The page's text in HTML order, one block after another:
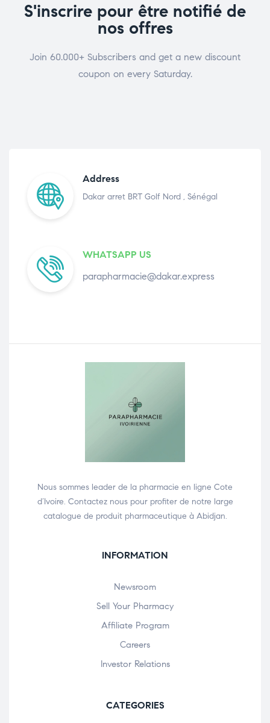
S'inscrire pour être notifié de
nos offres
Join 60.000+ Subscribers and get a new discount
coupon on every Saturday.
Address
Dakar arret BRT Golf Nord , Sénégal
WHATSAPP US
parapharmacie@dakar.express
Nous sommes leader de la pharmacie en ligne Cote
d’Ivoire. Contactez nous pour profiter de notre large
catalogue de produit pharmaceutique à Abidjan.
INFORMATION
Newsroom
Sell Your Pharmacy
Affiliate Program
Careers
Investor Relations
CATEGORIES